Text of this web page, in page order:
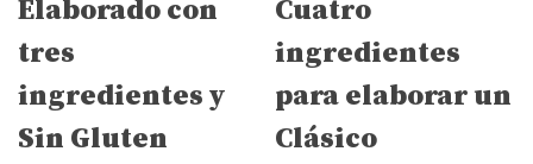
Elaborado con
tres
ingredientes y
Sin Gluten
Cuatro
ingredientes
para elaborar un
Clásico